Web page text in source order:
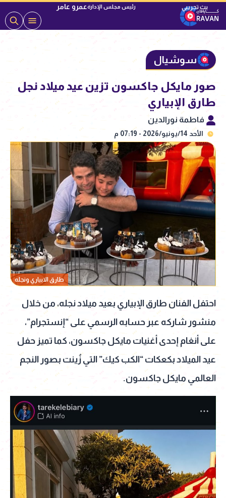
رئيس مجلس الإدارةعمرو عامر
سوشيال
صور مايكل جاكسون تزين عيد ميلاد نجل
طارق الإبياري
فاطمة نورالدين
الأحد 14/يونيو/2026 - 07:19 م
طارق الابياري ونجله
احتفل الفنان طارق الإبياري بعيد ميلاد نجله، من خلال
منشور شاركه عبر حسابه الرسمي على “إنستجرام”،
على أنغام إحدى أغنيات مايكل جاكسون، كما تميز حفل
عيد الميلاد بكعكات “الكب كيك” التي زُينت بصور النجم
العالمي مايكل جاكسون.